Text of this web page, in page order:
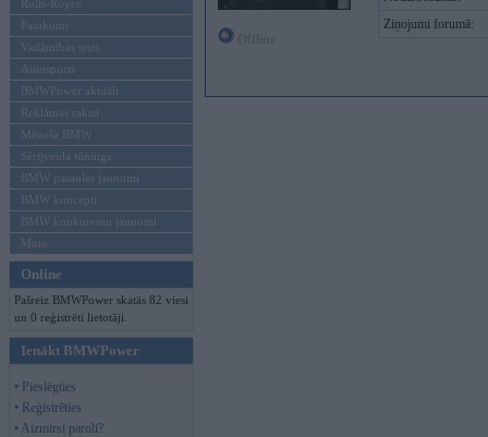
Rolls-Royce
Pasākumi
Vadāmības tests
Autosports
BMWPower aktuāli
Reklāmas raksti
Mēneša BMW
Sērijveida tūnings
BMW pasaules jaunumi
BMW koncepti
BMW konkurentu jaunumi
Moto
Online
Pašreiz BMWPower skatās 82 viesi
un 0 reģistrēti lietotāji.
Ienākt BMWPower
• Pieslēgties
• Reģistrēties
• Aizmirsi paroli?
Ziņojumi forumā: